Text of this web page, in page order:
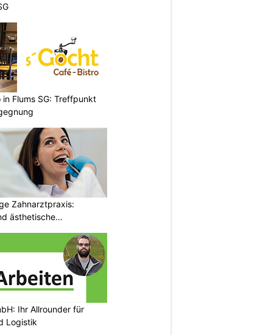
in Flums SG: Treffpunkt
Zahnarztpraxis:
ästhetische
Ihr Allrounder für
Logistik